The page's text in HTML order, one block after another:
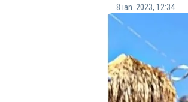
8 ian. 2023, 12:34